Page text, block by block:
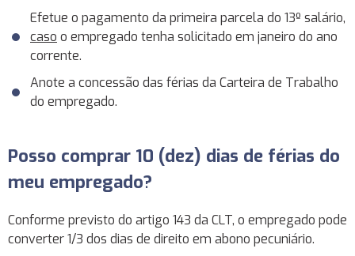
Efetue o pagamento da primeira parcela do 13º salário,
caso o empregado tenha solicitado em janeiro do ano
corrente.
Anote a concessão das férias da Carteira de Trabalho
do empregado.
Posso comprar 10 (dez) dias de férias do
meu empregado?
Conforme previsto do artigo 143 da CLT, o empregado pode
converter 1/3 dos dias de direito em abono pecuniário.